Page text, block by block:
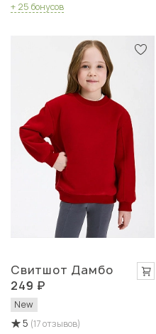
+ 25 бонусов
Быстрый просмотр
Свитшот Дамбо
249 ₽
New
5 (17 отзывов)